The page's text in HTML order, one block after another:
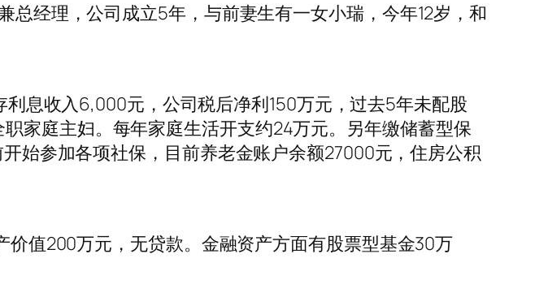
经理，公司成立5年，与前妻生有一女小瑞，今年12岁，和
息收入6,000元，公司税后净利150万元，过去5年未配股
家庭主妇。每年家庭生活开支约24万元。另年缴储蓄型保
始参加各项社保，目前养老金账户余额27000元，住房公积
值200万元，无贷款。金融资产方面有股票型基金30万